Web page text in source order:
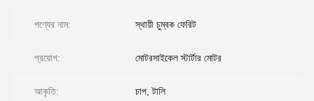
পণ্যের নাম: স্থায়ী চুম্বক ফেরিট
প্রয়োগ: মোটরসাইকেল স্টার্টার মোটর
আকৃতি: চাপ, টালি